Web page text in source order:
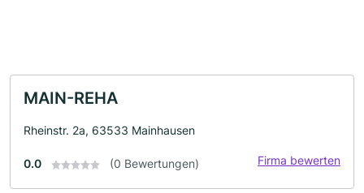
MAIN-REHA
Rheinstr. 2a, 63533 Mainhausen
0.0 (0 Bewertungen) Firma bewerten